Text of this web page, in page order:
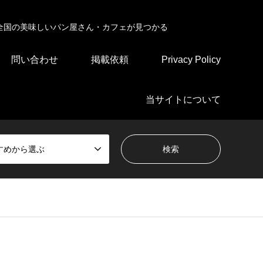
の美味しいパン屋さん・カフェが見つかる
問い合わせ 掲載依頼 Privacy Policy
当サイトについて
めから選ぶ